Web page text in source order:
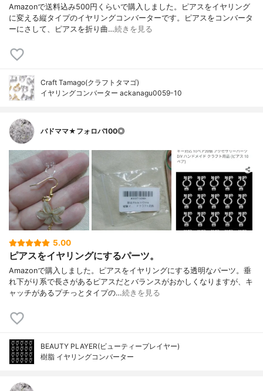
Amazonで送料込み500円くらいで購入しました。ピアスをイヤリング
に変える縦タイプのイヤリングコンバーターです。ピアスをコンバータ
ーにさして、ピアスを折り曲…続きを見る
Craft Tamago(クラフトタマゴ)
イヤリングコンバーター ackanagu0059-10
バドママ★フォロバ100◎
5.00
ピアスをイヤリングにするパーツ。
Amazonで購入しました。ピアスをイヤリングにする透明なパーツ。垂
れ下がり系で長さがあるピアスだとバランスがおかしくなりますが、キ
ャッチがあるプチっとタイプの…続きを見る
BEAUTY PLAYER(ビューティープレイヤー)
樹脂 イヤリングコンバーター